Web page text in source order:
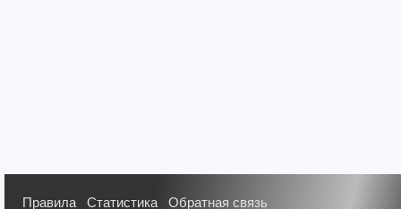
Правила Статистика Обратная связь